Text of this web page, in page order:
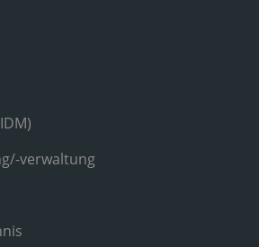
verwaltung